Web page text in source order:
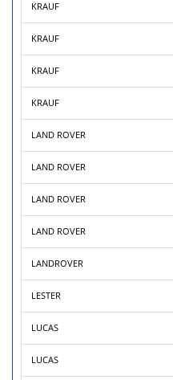
KRAUF
KRAUF
KRAUF
KRAUF
LAND ROVER
LAND ROVER
LAND ROVER
LAND ROVER
LANDROVER
LESTER
LUCAS
LUCAS